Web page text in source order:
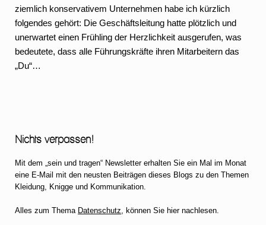
ziemlich konservativem Unternehmen habe ich kürzlich
folgendes gehört: Die Geschäftsleitung hatte plötzlich und
unerwartet einen Frühling der Herzlichkeit ausgerufen, was
bedeutete, dass alle Führungskräfte ihren Mitarbeitern das
„Du“…
Nichts verpassen!
Mit dem „sein und tragen“ Newsletter erhalten Sie ein Mal im Monat
eine E-Mail mit den neusten Beiträgen dieses Blogs zu den Themen
Kleidung, Knigge und Kommunikation.
Alles zum Thema Datenschutz, können Sie hier nachlesen.